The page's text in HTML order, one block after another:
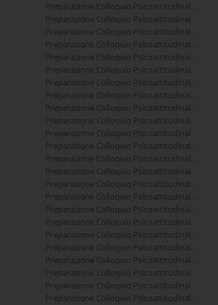
Preparazione Colloquio Psicoattitudinale Allievi Marescialli Aeronautica Militare
Preparazione Colloquio Psicoattitudinale Allievi Marescialli Carabinieri
Preparazione Colloquio Psicoattitudinale Allievi Marescialli Esercito
Preparazione Colloquio Psicoattitudinale Allievi Marescialli Guardia Di Finanza
Preparazione Colloquio Psicoattitudinale Allievi Marescialli Marina Militare
Preparazione Colloquio Psicoattitudinale Carabinieri
Preparazione Colloquio Psicoattitudinale Commissari Polizia Di Stato
Preparazione Colloquio Psicoattitudinale Commissari Polizia Penitenziaria
Preparazione Colloquio Psicoattitudinale Direttori Vigili Del Fuoco
Preparazione Colloquio Psicoattitudinale Esercito
Preparazione Colloquio Psicoattitudinale Finanzieri
Preparazione Colloquio Psicoattitudinale Forze Armate
Preparazione Colloquio Psicoattitudinale Forze Dell'ordine
Preparazione Colloquio Psicoattitudinale Guardia Di Finanza
Preparazione Colloquio Psicoattitudinale Ispettori Vigili Del Fuoco
Preparazione Colloquio Psicoattitudinale Marescialli
Preparazione Colloquio Psicoattitudinale Marina
Preparazione Colloquio Psicoattitudinale Militare
Preparazione Colloquio Psicoattitudinale Polizia
Preparazione Colloquio Psicoattitudinale Polizia Penitenziaria
Preparazione Colloquio Psicoattitudinale Sottufficiali Forze Armate
Preparazione Colloquio Psicoattitudinale Vice Ispettori Polizia Di Stato
Preparazione Colloquio Psicoattitudinale Vice Ispettori Polizia Penitenziaria
Preparazione Colloquio Psicoattitudinale Vigili Del Fuoco